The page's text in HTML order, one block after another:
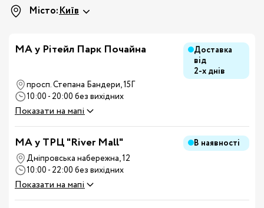
Місто:Київ
МА у Рітейл Парк Почайна
Доставка
від
2-х днів
просп. Степана Бандери, 15Г
10:00 - 20:00 без вихідних
Показати на мапі
MA у ТРЦ "River Mall"
В наявності
Дніпровська набережна, 12
10:00 - 22:00 без вихідних
Показати на мапі